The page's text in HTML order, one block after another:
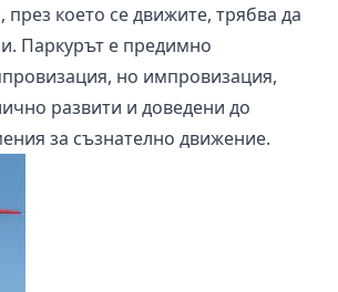
през което се движите, трябва да
Паркурът е предимно
но импровизация,
развити и доведени до
за съзнателно движение.